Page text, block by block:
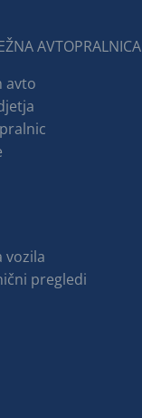
AVTOPRALNICA
avto
vozila
pregledi